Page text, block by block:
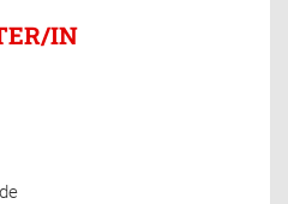
IN